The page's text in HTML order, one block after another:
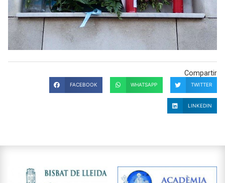
Compartir
FACEBOOK WHATSAPP TWITTER
LINKEDIN